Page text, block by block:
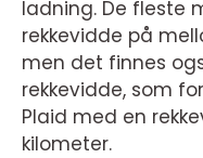
ladning. De fleste
rekkevidde på
men det finnes
rekkevidde, som
Plaid med en
kilometer.